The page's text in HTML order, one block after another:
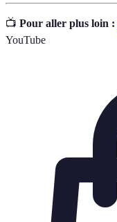
📺 Pour aller plus loin :
YouTube